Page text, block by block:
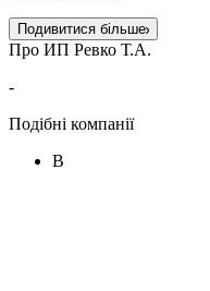
Подивитися більше
Про ИП Ревко Т.А.
-
Подібні компанії
В